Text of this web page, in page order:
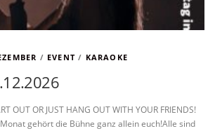
/ EVENT / KARAOKE
OUT OR JUST HANG OUT WITH YOUR FRIENDS!
gehört die Bühne ganz allein euch!Alle sind